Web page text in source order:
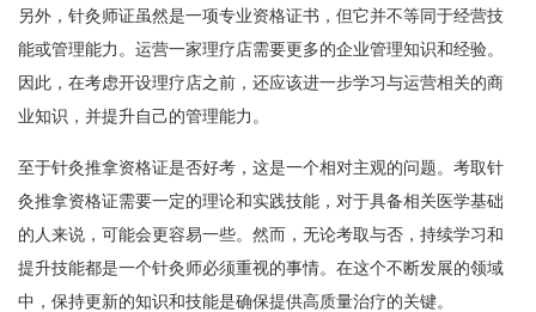
另外，针灸师证虽然是一项专业资格证书，但它并不等同于经营技
能或管理能力。运营一家理疗店需要更多的企业管理知识和经验。
因此，在考虑开设理疗店之前，还应该进一步学习与运营相关的商
业知识，并提升自己的管理能力。
至于针灸推拿资格证是否好考，这是一个相对主观的问题。考取针
灸推拿资格证需要一定的理论和实践技能，对于具备相关医学基础
的人来说，可能会更容易一些。然而，无论考取与否，持续学习和
提升技能都是一个针灸师必须重视的事情。在这个不断发展的领域
中，保持更新的知识和技能是确保提供高质量治疗的关键。